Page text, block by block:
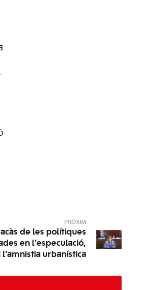
PRÒXIM
de les polítiques
en l’especulació,
urbanística